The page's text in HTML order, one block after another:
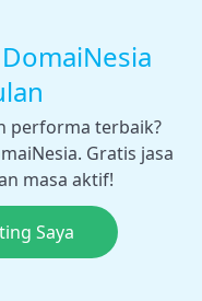
performa terbaik?
Gratis jasa
masa aktif!
Saya